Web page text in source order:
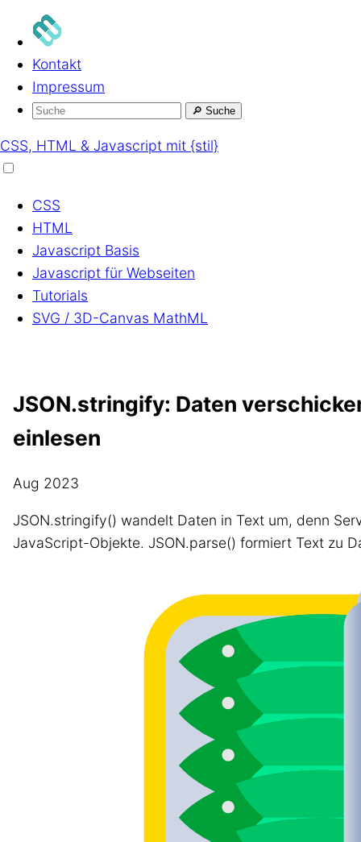
Kontakt
Impressum
🔎 Suche
CSS, HTML & Javascript mit {stil}
CSS
HTML
Javascript Basis
Javascript für Webseiten
Tutorials
SVG / 3D-Canvas MathML
JSON.stringify: Daten
einlesen
Aug 2023
JSON.stringify() wandelt Daten in Text um, denn
JavaScript-Objekte. JSON.parse() formiert Text zu